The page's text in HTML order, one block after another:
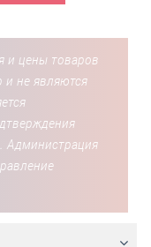
и цены товаров
и не являются
Администрация